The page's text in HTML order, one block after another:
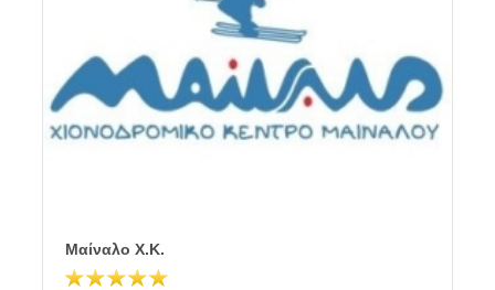
Μαίναλο Χ.Κ.